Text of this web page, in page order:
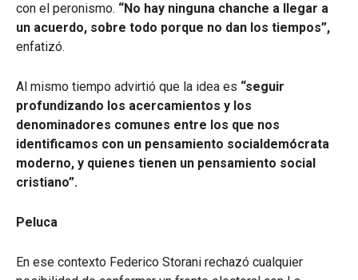
con el peronismo. “No hay ninguna chanche a llegar a
un acuerdo, sobre todo porque no dan los tiempos”,
enfatizó.
Al mismo tiempo advirtió que la idea es “seguir
profundizando los acercamientos y los
denominadores comunes entre los que nos
identificamos con un pensamiento socialdemócrata
moderno, y quienes tienen un pensamiento social
cristiano”.
Peluca
En ese contexto Federico Storani rechazó cualquier